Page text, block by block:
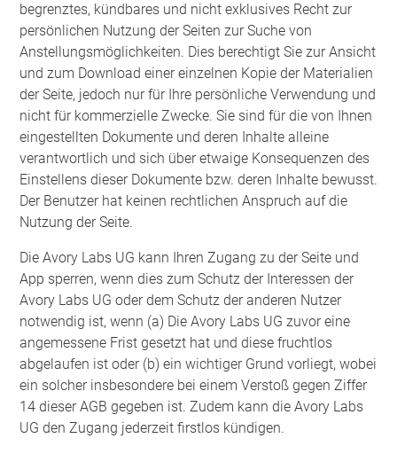
begrenztes, kündbares und nicht exklusives Recht zur
persönlichen Nutzung der Seiten zur Suche von
Anstellungsmöglichkeiten. Dies berechtigt Sie zur Ansicht
und zum Download einer einzelnen Kopie der Materialien
der Seite, jedoch nur für Ihre persönliche Verwendung und
nicht für kommerzielle Zwecke. Sie sind für die von Ihnen
eingestellten Dokumente und deren Inhalte alleine
verantwortlich und sich über etwaige Konsequenzen des
Einstellens dieser Dokumente bzw. deren Inhalte bewusst.
Der Benutzer hat keinen rechtlichen Anspruch auf die
Nutzung der Seite.
Die Avory Labs UG kann Ihren Zugang zu der Seite und
App sperren, wenn dies zum Schutz der Interessen der
Avory Labs UG oder dem Schutz der anderen Nutzer
notwendig ist, wenn (a) Die Avory Labs UG zuvor eine
angemessene Frist gesetzt hat und diese fruchtlos
abgelaufen ist oder (b) ein wichtiger Grund vorliegt, wobei
ein solcher insbesondere bei einem Verstoß gegen Ziffer
14 dieser AGB gegeben ist. Zudem kann die Avory Labs
UG den Zugang jederzeit firstlos kündigen.